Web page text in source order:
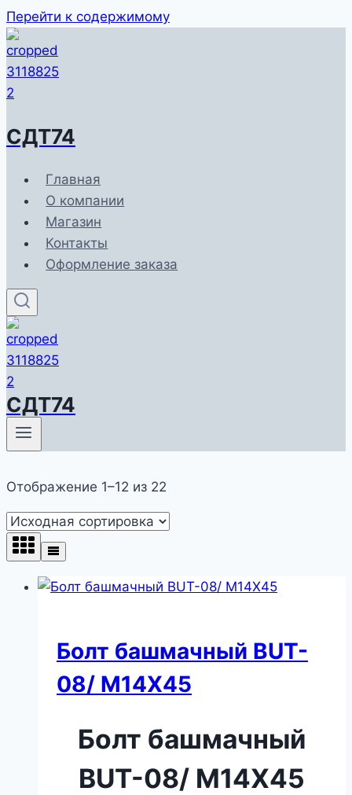
Перейти к содержимому
СДТ74
Главная
О компании
Магазин
Контакты
Оформление заказа
СДТ74
Отображение 1–12 из 22
Болт башмачный BUT-
08/ M14X45
Болт башмачный
BUT-08/ M14X45